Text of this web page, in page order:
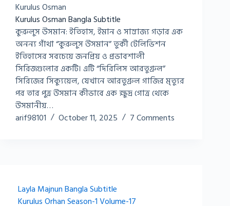
Kurulus Osman
Kurulus Osman Bangla Subtitle
কুরুলুস উসমান: ইতিহাস, ইমান ও সাম্রাজ্য গড়ার এক
অনন্য গাঁথা “কুরুলুস উসমান” তুর্কী টেলিভিশন
ইতিহাসের সবচেয়ে জনপ্রিয় ও প্রভাবশালী
সিরিজগুলোর একটি। এটি “দিরিলিস আরতুগ্রুল”
সিরিজের সিক্যুয়েল, যেখানে আরতুগ্রুল গাজির মৃত্যুর
পর তার পুত্র উসমান কীভাবে এক ক্ষুদ্র গোত্র থেকে
উসমানীয়…
arif98101
October 11, 2025 7 Comments
Layla Majnun Bangla Subtitle
Kurulus Orhan Season-1 Volume-17